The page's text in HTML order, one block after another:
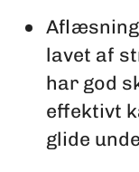
lavet af
har god
effektivt
glide